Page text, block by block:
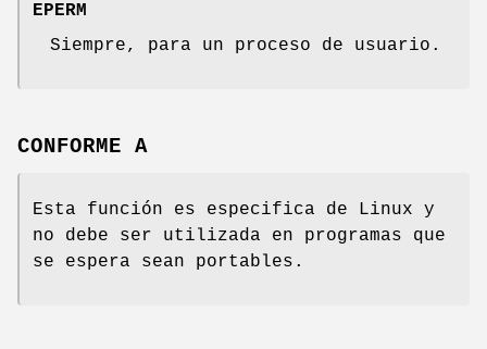
EPERM
Siempre, para un proceso de usuario.
CONFORME A
Esta función es especifica de Linux y
no debe ser utilizada en programas que
se espera sean portables.